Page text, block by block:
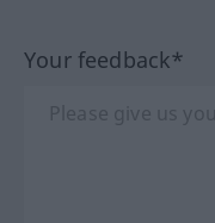
Your feedback*